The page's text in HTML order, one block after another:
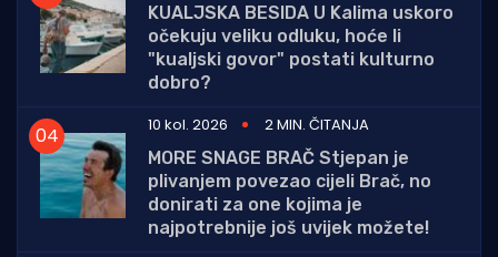
KUALJSKA BESIDA U Kalima uskoro
očekuju veliku odluku, hoće li
"kualjski govor" postati kulturno
dobro?
10 kol. 2026
2 MIN. ČITANJA
MORE SNAGE BRAČ Stjepan je
plivanjem povezao cijeli Brač, no
donirati za one kojima je
najpotrebnije još uvijek možete!